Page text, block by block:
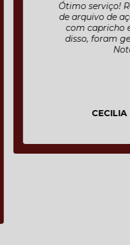
serviço! Reforma e pintura
arquivo de aço anti. Tudo feito
capricho e cuidado. Além
foram gentis e pontuais.
CECILIA CHAGAS